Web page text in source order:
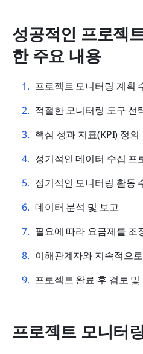
성공적인 프로젝
한 주요 내용
프로젝트 모니터링 계획
적절한 모니터링 도구 선
핵심 성과 지표(KPI) 정의
정기적인 데이터 수집 프
정기적인 모니터링 활동
데이터 분석 및 보고
필요에 따라 요금제를 조
이해관계자와 지속적으
프로젝트 완료 후 검토
프로젝트 모니터